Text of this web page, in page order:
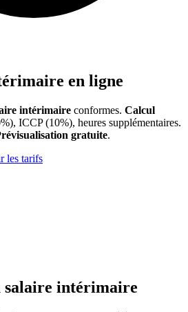
en ligne
intérimaire conformes. Calcul
ICCP (10%), heures supplémentaires.
gratuite.
les tarifs
salaire intérimaire